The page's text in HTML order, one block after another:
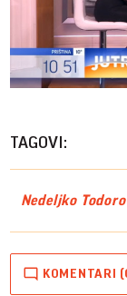
TAGOVI:
Nedeljko
KOMENTARI